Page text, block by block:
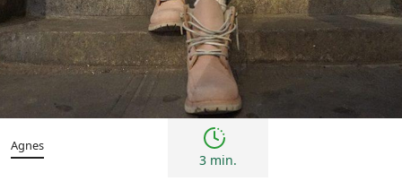
Femei Inspirații și trenduri
Agnes
3 min.